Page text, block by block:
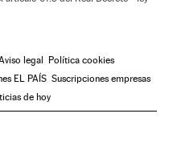
legal Política cookies
EL PAÍS Suscripciones empresas
de hoy